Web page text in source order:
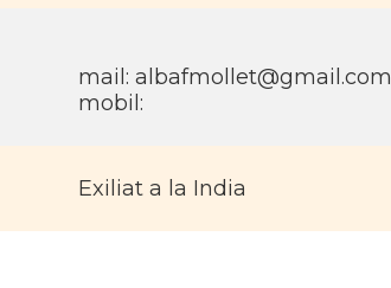
mail: albafmollet@gmail.com
mobil:
Exiliat a la India